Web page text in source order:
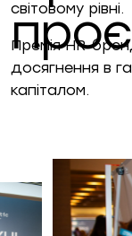
світовому рівні.
Премія HR-
досягнення в
капіталом.